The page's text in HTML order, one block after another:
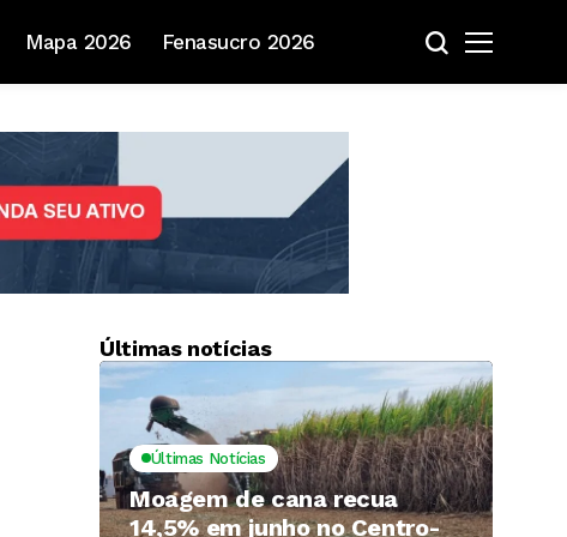
Mapa 2026 Fenasucro 2026
Últimas notícias
Últimas Notícias
Moagem de cana recua
14,5% em junho no Centro-